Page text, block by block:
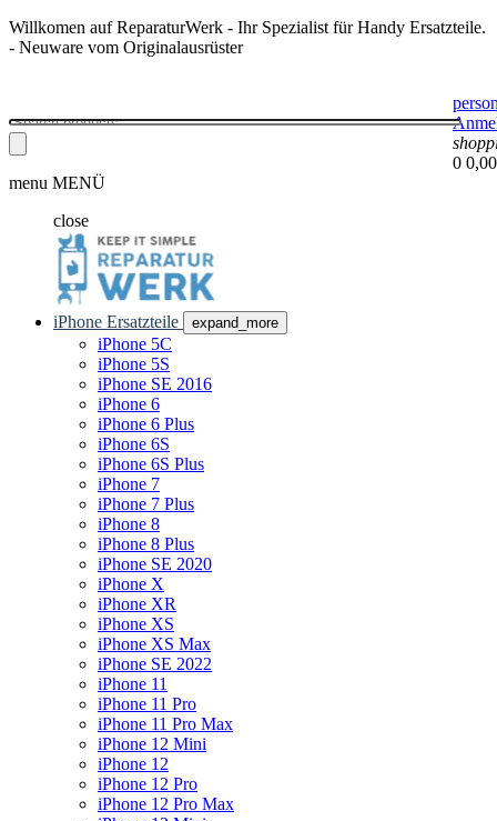
Willkomen auf ReparaturWerk - Ihr Spezialist für Handy Ersatzteile.
- Neuware vom Originalausrüster
0
menu MENÜ
close
iPhone Ersatzteile expand_more
iPhone 5C
iPhone 5S
iPhone SE 2016
iPhone 6
iPhone 6 Plus
iPhone 6S
iPhone 6S Plus
iPhone 7
iPhone 7 Plus
iPhone 8
iPhone 8 Plus
iPhone SE 2020
iPhone X
iPhone XR
iPhone XS
iPhone XS Max
iPhone SE 2022
iPhone 11
iPhone 11 Pro
iPhone 11 Pro Max
iPhone 12 Mini
iPhone 12
iPhone 12 Pro
iPhone 12 Pro Max